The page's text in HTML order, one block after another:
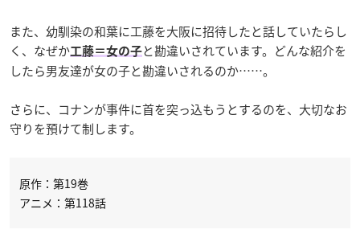
また、幼馴染の和葉に工藤を大阪に招待したと話していたらし
く、なぜか工藤＝女の子と勘違いされています。どんな紹介を
したら男友達が女の子と勘違いされるのか……。
さらに、コナンが事件に首を突っ込もうとするのを、大切なお
守りを預けて制します。
原作：第19巻
アニメ：第118話